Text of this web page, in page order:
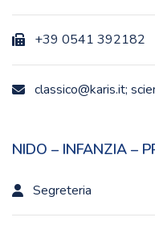
+39 0541 392182
classico@karis.it;
NIDO – INFANZIA –
Segreteria